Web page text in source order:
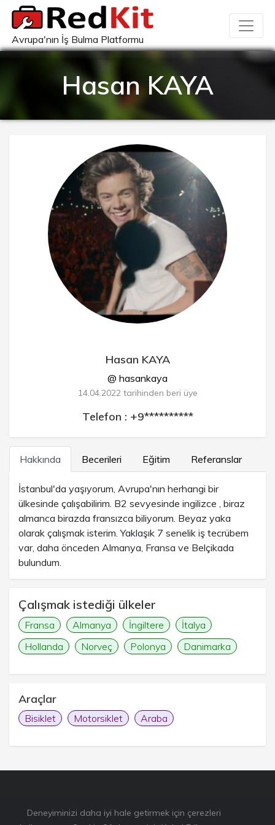
Deneyiminizi daha iyi hale getirmek için çerezleri
Avrupa'nın İş Bulma Platformu
Hasan KAYA
Hasan KAYA
@ hasankaya
14.04.2022 tarihinden beri üye
Telefon : +9**********
Hakkında Becerileri Eğitim Referanslar
İstanbul'da yaşıyorum, Avrupa'nın herhangi bir
ülkesinde çalışabilirim. B2 sevyesinde ingilizce , biraz
almanca birazda fransızca biliyorum. Beyaz yaka
olarak çalışmak isterim. Yaklaşık 7 senelik iş tecrübem
var, daha önceden Almanya, Fransa ve Belçikada
bulundum.
Çalışmak istediği ülkeler
Fransa Almanya İngiltere
İtalya
Hollanda
Norveç Polonya Danimarka
Araçlar
Bisiklet Motorsiklet Araba